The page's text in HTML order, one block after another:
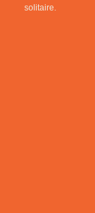
solitaire.